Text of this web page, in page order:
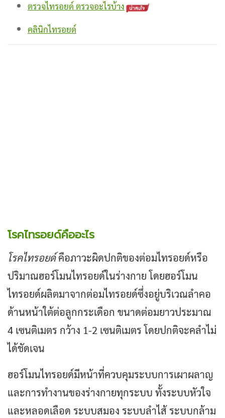
ตรวจไทรอยด์ ตรวจอะไรบ้าง
คลินิกไทรอยด์
โรคไทรอยด์คืออะไร
โรคไทรอยด์คือภาวะผิดปกติของต่อมไทรอยด์หรือ
ปริมาณฮอร์โมนไทรอยด์ในร่างกาย โดยฮอร์โมน
ไทรอยด์ผลิตมาจากต่อมไทรอยด์ซึ่งอยู่บริเวณลำคอ
ด้านหน้าใต้ต่อลูกกระเดือก ขนาดต่อมยาวประมาณ
4 เซนติเมตร กว้าง 1-2 เซนติเมตร โดยปกติจะคลำไม่
ได้ชัดเจน
ฮอร์โมนไทรอยด์มีหน้าที่ควบคุมระบบการเผาผลาญ
และการทำงานของร่างกายทุกระบบ ทั้งระบบหัวใจ
และหลอดเลือด ระบบสมอง ระบบลำไส้ ระบบกล้าม